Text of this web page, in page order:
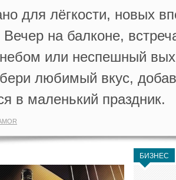
для лёгкости, новых
на балконе,
или неспешный
любимый вкус,
в маленький праздник.
БИЗНЕС